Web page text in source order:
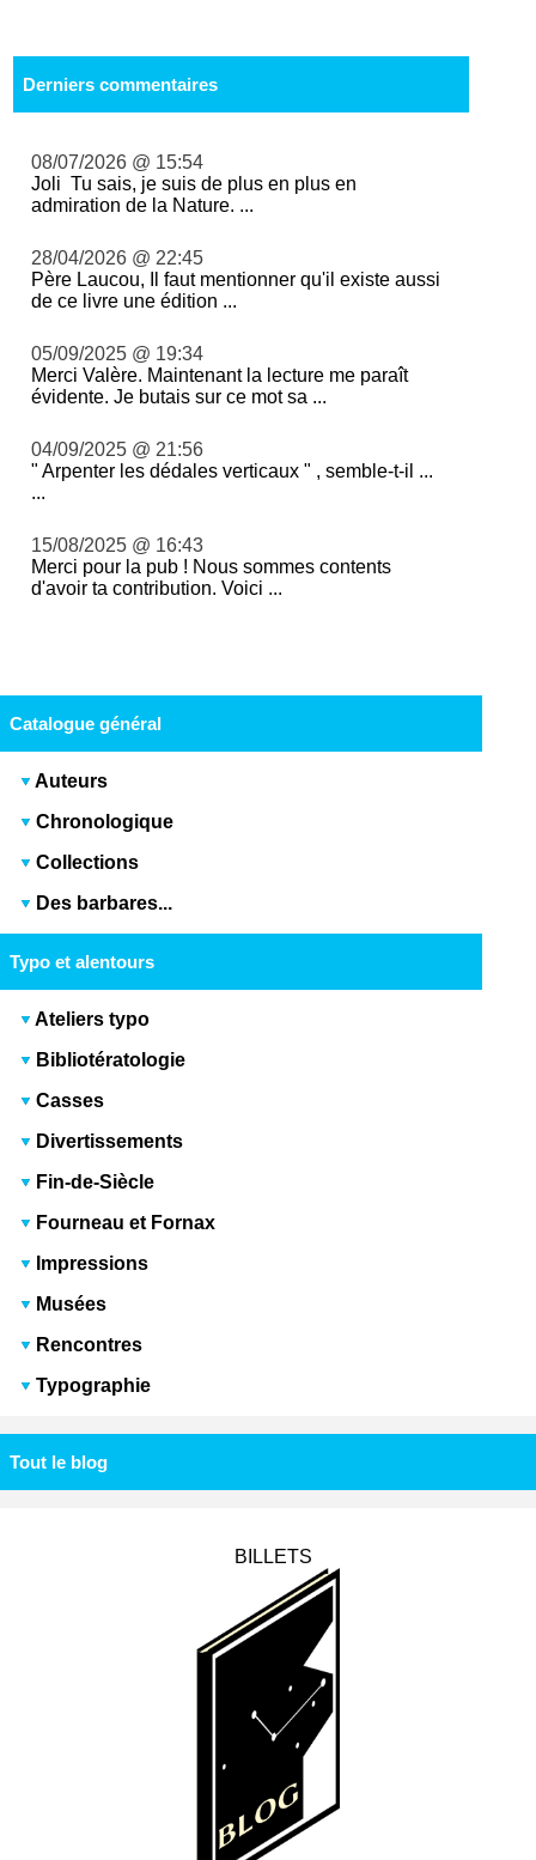
Derniers commentaires
08/07/2026 @ 15:54
Joli Tu sais, je suis de plus en plus en
admiration de la Nature. ...
28/04/2026 @ 22:45
Père Laucou, Il faut mentionner qu'il existe aussi
de ce livre une édition ...
05/09/2025 @ 19:34
Merci Valère. Maintenant la lecture me paraît
évidente. Je butais sur ce mot sa ...
04/09/2025 @ 21:56
" Arpenter les dédales verticaux " , semble-t-il ...
...
15/08/2025 @ 16:43
Merci pour la pub ! Nous sommes contents
d'avoir ta contribution. Voici ...
Catalogue général
Auteurs
Chronologique
Collections
Des barbares...
Typo et alentours
Ateliers typo
Bibliotératologie
Casses
Divertissements
Fin-de-Siècle
Fourneau et Fornax
Impressions
Musées
Rencontres
Typographie
Tout le blog
BILLETS